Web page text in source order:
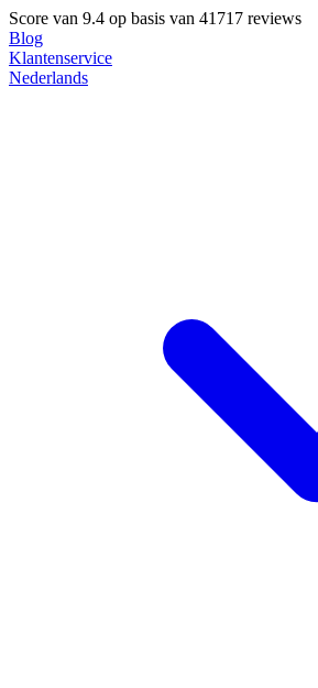
Score van 9.4 op basis van 41717 reviews
Blog
Klantenservice
Nederlands